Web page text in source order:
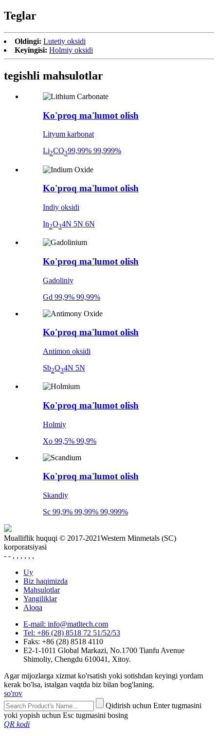
Teglar
Oldingi: Lutetiy oksidi
Keyingisi: Holmiy oksidi
tegishli mahsulotlar
Ko'proq ma'lumot olish
Lityum karbonat
Li2CO399,99% 99,999%
Ko'proq ma'lumot olish
Indiy oksidi
In2O34N 5N 6N
Ko'proq ma'lumot olish
Gadoliniy
Gd 99,9% 99,99%
Ko'proq ma'lumot olish
Antimon oksidi
Sb2O34N 5N
Ko'proq ma'lumot olish
Holmiy
Xo 99,5% 99,9%
Ko'proq ma'lumot olish
Skandiy
Sc 99,9% 99,99% 99,999%
Mualliflik huquqi © 2017-2021Western Minmetals (SC)
korporatsiyasi
- - , , , , , ,
Uy
Biz haqimizda
Mahsulotlar
Yangiliklar
Aloqa
E-mail: info@matltech.com
Tel: +86 (28) 8518 72 51/52/53
Faks: +86 (28) 8518 4110
E2-1-1011 Global Markazi, No.1700 Tianfu Avenue
Shimoliy, Chengdu 610041, Xitoy.
Agar mijozlarga xizmat ko'rsatish yoki sotishdan keyingi yordam
kerak bo'lsa, istalgan vaqtda biz bilan bog'laning.
so'rov
Qidirish uchun Enter tugmasini
yoki yopish uchun Esc tugmasini bosing
QR kodi